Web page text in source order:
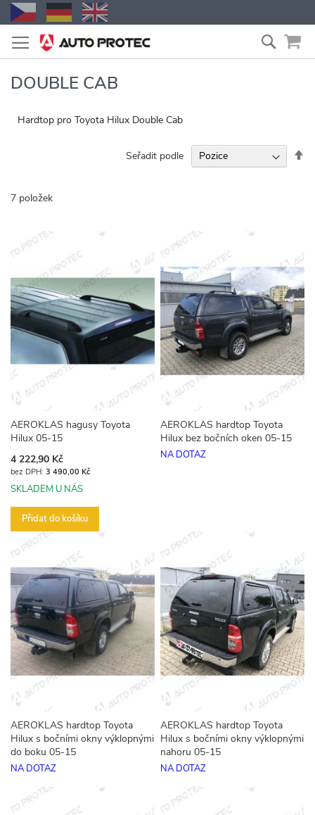
Přejít
na
obsah
DOUBLE CAB
Hardtop pro Toyota Hilux Double Cab
7 položek
Seřadit podle
AEROKLAS hagusy Toyota
Hilux 05-15
4 222,90 Kč
3 490,00 Kč
SKLADEM U NÁS
Přidat do košíku
AEROKLAS hardtop Toyota
Hilux bez bočních oken 05-15
NA DOTAZ
AEROKLAS hardtop Toyota
Hilux s bočními okny výklopnými
do boku 05-15
NA DOTAZ
AEROKLAS hardtop Toyota
Hilux s bočními okny výklopnými
nahoru 05-15
NA DOTAZ